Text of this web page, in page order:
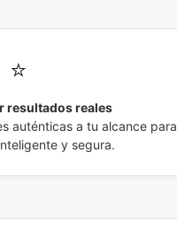
⭐
resultados reales
auténticas a tu alcance para
y segura.